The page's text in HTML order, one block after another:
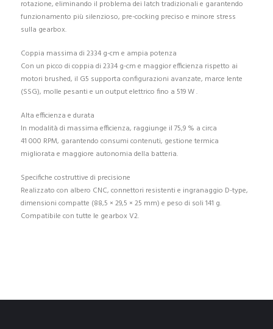
rotazione, eliminando il problema dei latch tradizionali e garantendo
funzionamento più silenzioso, pre-cocking preciso e minore stress
sulla gearbox.
Coppia massima di 2334 g-cm e ampia potenza
Con un picco di coppia di 2334 g-cm e maggior efficienza rispetto ai
motori brushed, il G5 supporta configurazioni avanzate, marce lente
(SSG), molle pesanti e un output elettrico fino a 519 W .
Alta efficienza e durata
In modalità di massima efficienza, raggiunge il 75,9 % a circa
41 000 RPM, garantendo consumi contenuti, gestione termica
migliorata e maggiore autonomia della batteria.
Specifiche costruttive di precisione
Realizzato con albero CNC, connettori resistenti e ingranaggio D-type,
dimensioni compatte (88,5 × 29,5 × 25 mm) e peso di soli 141 g.
Compatibile con tutte le gearbox V2.